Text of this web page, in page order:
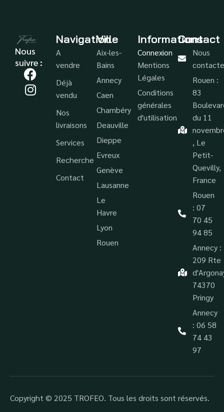
Nous
suivre :
Navigation
A
vendre
Déjà
vendu
Nos
livraisons
Services
Recherche
Contact
Ville
Aix-les-
Bains
Annecy
Caen
Chambéry
Deauville
Dieppe
Evreux
Genève
Lausanne
Le
Havre
Lyon
Rouen
Informations
Connexion
Mentions
Légales
Conditions
générales
d'utilisation
Contact
Nous
Rouen :
83
du 11
, Le
Petit-
Quevilly,
France
Rouen
: 07
70 45
94 85
Annecy :
209 Rte
74370
Pringy
Annecy
: 06 58
74 43
97
Copyright © 2025 TROFEO. Tous les droits sont réservés.